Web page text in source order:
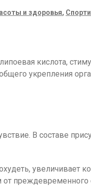
и здоровья,
кислота,
укрепления
В составе
увеличивает
преждевременного